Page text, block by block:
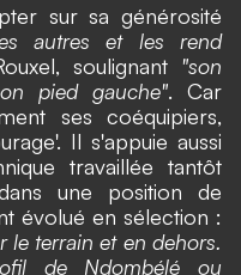
sur sa générosité
autres et les rend
soulignant "son
pied gauche". Car
ses coéquipiers,
Il s'appuie aussi
travaillée tantôt
une position de
évolué en sélection :
le terrain et en dehors.
de Ndombélé ou